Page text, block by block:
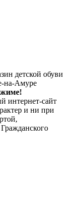
детской обуви
на-Амуре
интернет-сайт
и ни при